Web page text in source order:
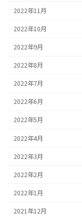
2022年11月
2022年10月
2022年9月
2022年8月
2022年7月
2022年6月
2022年5月
2022年4月
2022年3月
2022年2月
2022年1月
2021年12月